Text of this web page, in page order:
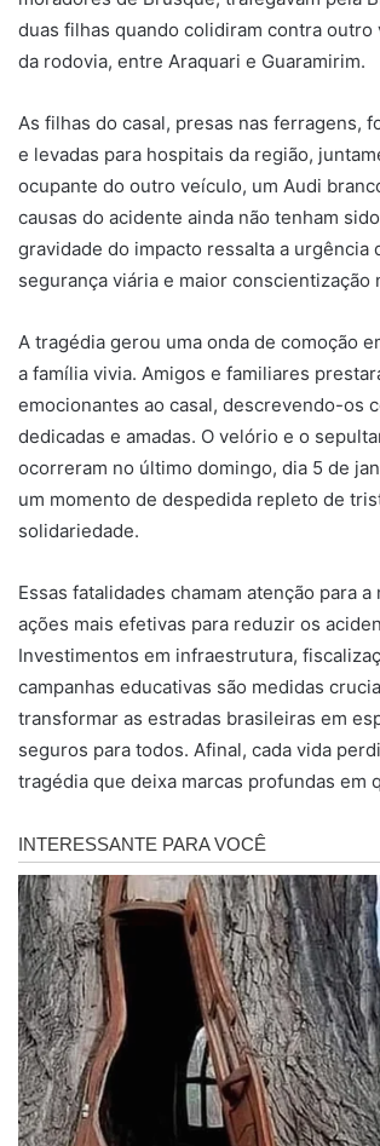
duas filhas quando colidiram contra
da rodovia, entre Araquari e Guaramirim.
As filhas do casal, presas nas ferragens,
e levadas para hospitais da região,
ocupante do outro veículo, um Audi
causas do acidente ainda não tenham
gravidade do impacto ressalta a urgência
segurança viária e maior conscientização
A tragédia gerou uma onda de comoção
a família vivia. Amigos e familiares
emocionantes ao casal, descrevendo-os
dedicadas e amadas. O velório e o
ocorreram no último domingo, dia 5 de
um momento de despedida repleto de
solidariedade.
Essas fatalidades chamam atenção para
ações mais efetivas para reduzir os
Investimentos em infraestrutura,
campanhas educativas são medidas
transformar as estradas brasileiras em
seguros para todos. Afinal, cada vida
tragédia que deixa marcas profundas em